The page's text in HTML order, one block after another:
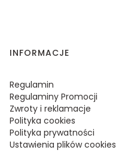
Linki w stopce
INFORMACJE
Regulamin
Regulaminy Promocji
Zwroty i reklamacje
Polityka cookies
Polityka prywatności
Ustawienia plików cookies